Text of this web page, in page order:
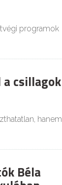
programok
csillagok
hanem
Béla